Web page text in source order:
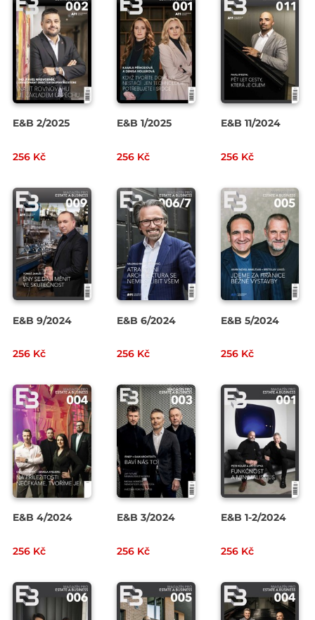
E&B 2/2025
256 Kč
E&B 1/2025
256 Kč
E&B 11/2024
256 Kč
E&B 9/2024
256 Kč
E&B 6/2024
256 Kč
E&B 5/2024
256 Kč
E&B 4/2024
256 Kč
E&B 3/2024
256 Kč
E&B 1-2/2024
256 Kč